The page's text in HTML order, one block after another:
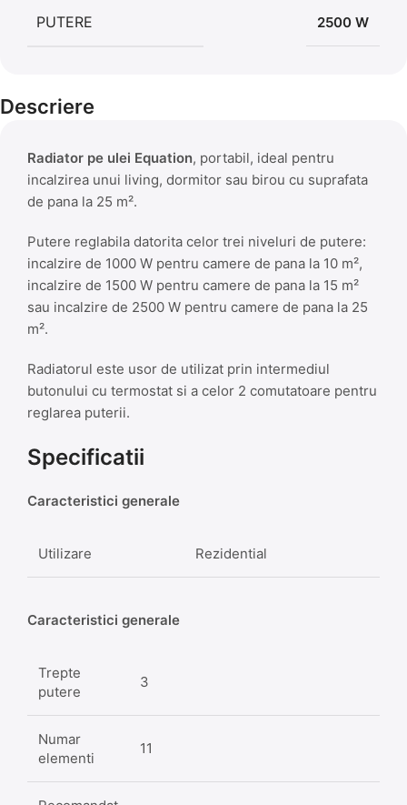
PUTERE 2500 W
Descriere
Radiator pe ulei Equation, portabil, ideal pentru
incalzirea unui living, dormitor sau birou cu suprafata
de pana la 25 m².
Putere reglabila datorita celor trei niveluri de putere:
incalzire de 1000 W pentru camere de pana la 10 m²,
incalzire de 1500 W pentru camere de pana la 15 m²
sau incalzire de 2500 W pentru camere de pana la 25
m².
Radiatorul este usor de utilizat prin intermediul
butonului cu termostat si a celor 2 comutatoare pentru
reglarea puterii.
Specificatii
Caracteristici generale
Utilizare Rezidential
Caracteristici generale
Trepte
putere
3
Numar
elementi
11